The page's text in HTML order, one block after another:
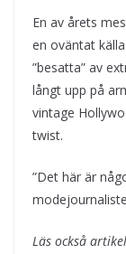
En av årets
en oväntat
”besatta” av
långt upp på
vintage
twist.
”Det här är
Läs också